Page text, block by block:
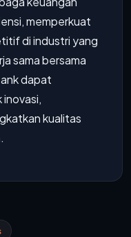
memperkuat
di industri yang
sama bersama
dapat
kualitas